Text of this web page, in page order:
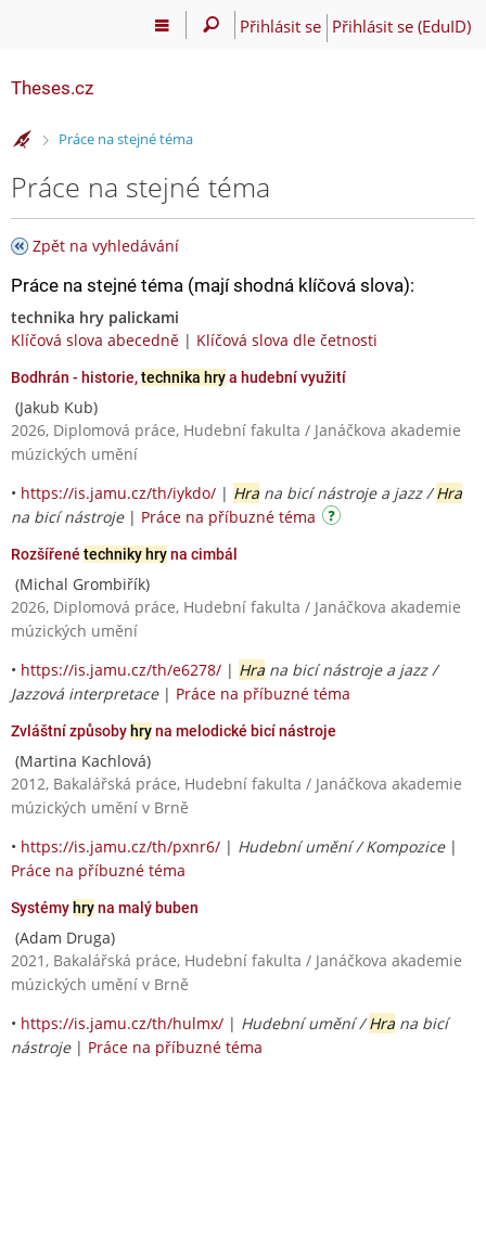
Přihlásit se Přihlásit se (EduID)
Theses.cz
>Práce na stejné téma
Práce na stejné téma
Zpět na vyhledávání
Práce na stejné téma (mají shodná klíčová slova):
technika hry palickami
Klíčová slova abecedně | Klíčová slova dle četnosti
Bodhrán - historie,technika hrya hudební využití
(Jakub Kub)
2026, Diplomová práce, Hudební fakulta / Janáčkova akademie
múzických umění
• https://is.jamu.cz/th/iykdo/ | Hra na bicí nástroje a jazz /Hra
na bicí nástroje| Práce na příbuzné téma
Rozšířené techniky hryna cimbál
(Michal Grombiřík)
2026, Diplomová práce, Hudební fakulta / Janáčkova akademie
múzických umění
• https://is.jamu.cz/th/e6278/ | Hra na bicí nástroje a jazz /
Jazzová interpretace| Práce na příbuzné téma
Zvláštní způsobyhryna melodické bicí nástroje
(Martina Kachlová)
2012, Bakalářská práce, Hudební fakulta / Janáčkova akademie
múzických umění v Brně
• https://is.jamu.cz/th/pxnr6/ | Hudební umění / Kompozice|
Práce na příbuzné téma
Systémyhryna malý buben
(Adam Druga)
2021, Bakalářská práce, Hudební fakulta / Janáčkova akademie
múzických umění v Brně
• https://is.jamu.cz/th/hulmx/ | Hudební umění /Hra na bicí
nástroje| Práce na příbuzné téma